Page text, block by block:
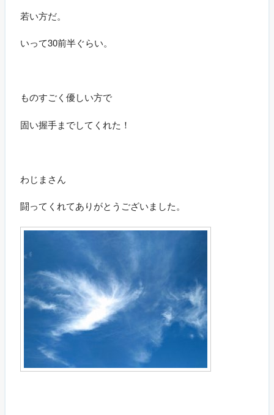
若い方だ。
いって30前半ぐらい。
ものすごく優しい方で
固い握手までしてくれた！
わじまさん
闘ってくれてありがとうございました。